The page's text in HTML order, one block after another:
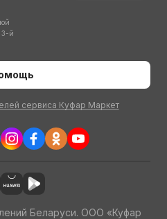
3-й
сервиса Куфар Маркет
Беларуси. ООО «Куфар